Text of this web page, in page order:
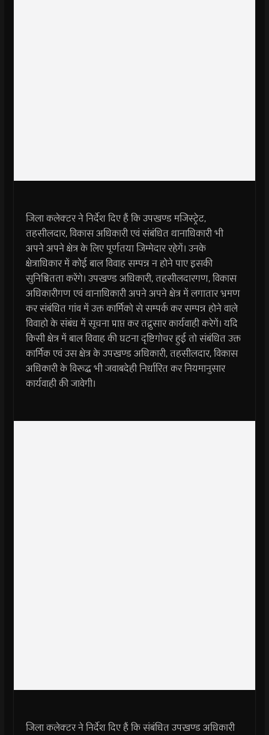
जिला कलेक्टर ने निर्देश दिए हैं कि उपखण्ड मजिस्ट्रेट,
तहसीलदार, विकास अधिकारी एवं संबंधित थानाधिकारी भी
अपने अपने क्षेत्र के लिए पूर्णतया जिम्मेदार रहेगें। उनके
क्षेत्राधिकार में कोई बाल विवाह सम्पन्न न होने पाए इसकी
सुनिश्चितता करेंगे। उपखण्ड अधिकारी, तहसीलदारगण, विकास
अधिकारीगण एवं थानाधिकारी अपने अपने क्षेत्र में लगातार भ्रमण
कर संबंधित गांव में उक्त कार्मिको से सम्पर्क कर सम्पन्न होने वाले
विवाहो के संबंध में सूचना प्राप्त कर तद्नुसार कार्यवाही करेगें। यदि
किसी क्षेत्र में बाल विवाह की घटना दृष्टिगोचर हुई तो संबंधित उक्त
कार्मिक एवं उस क्षेत्र के उपखण्ड अधिकारी, तहसीलदार, विकास
अधिकारी के विरूद्ध भी जवाबदेही निर्धारित कर नियमानुसार
कार्यवाही की जावेगी।
जिला कलेक्टर ने निर्देश दिए हैं कि संबंधित उपखण्ड अधिकारी